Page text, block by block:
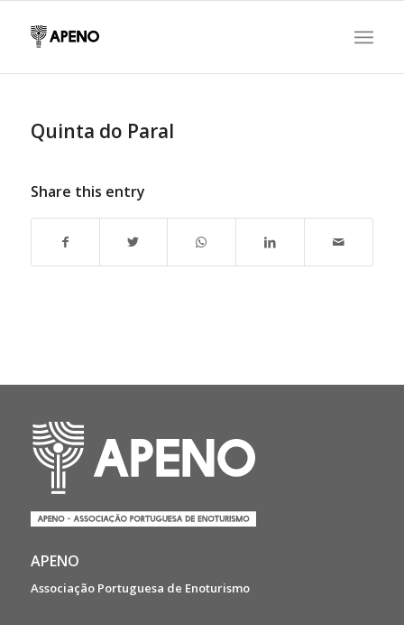
Quinta do Paral
Share this entry
APENO
Associação Portuguesa de Enoturismo